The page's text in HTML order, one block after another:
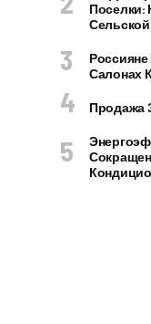
Поселки:
Салонах
Продажа